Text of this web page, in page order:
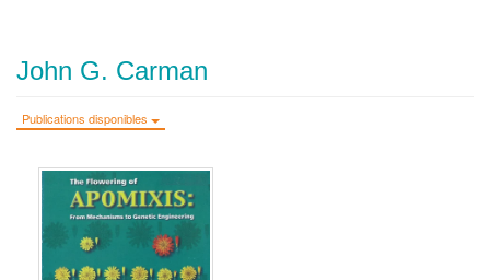
John G. Carman
Publications disponibles